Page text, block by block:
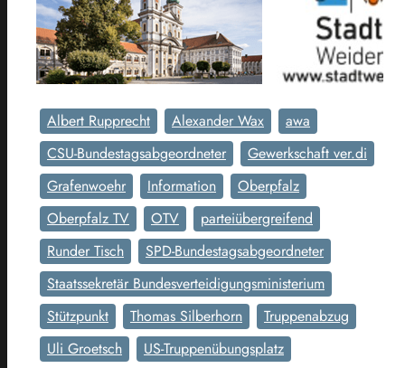
Albert Rupprecht Alexander Wax
awa
CSU-Bundestagsabgeordneter
Gewerkschaft ver.di
Grafenwoehr
Information
Oberpfalz
Oberpfalz TV
OTV
parteiübergreifend
Runder Tisch
SPD-Bundestagsabgeordneter
Staatssekretär Bundesverteidigungsministerium
Stützpunkt
Thomas Silberhorn
Truppenabzug
Uli Groetsch
US-Truppenübungsplatz